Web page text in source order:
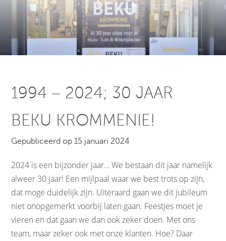
1994 – 2024; 30 JAAR
BEKU KROMMENIE!
Gepubliceerd op 15 januari 2024
2024 is een bijzonder jaar… We bestaan dit jaar namelijk
alweer 30 jaar! Een mijlpaal waar we best trots op zijn,
dat moge duidelijk zijn. Uiteraard gaan we dit jubileum
niet onopgemerkt voorbij laten gaan. Feestjes moet je
vieren en dat gaan we dan ook zeker doen. Met ons
team, maar zeker ook met onze klanten. Hoe? Daar